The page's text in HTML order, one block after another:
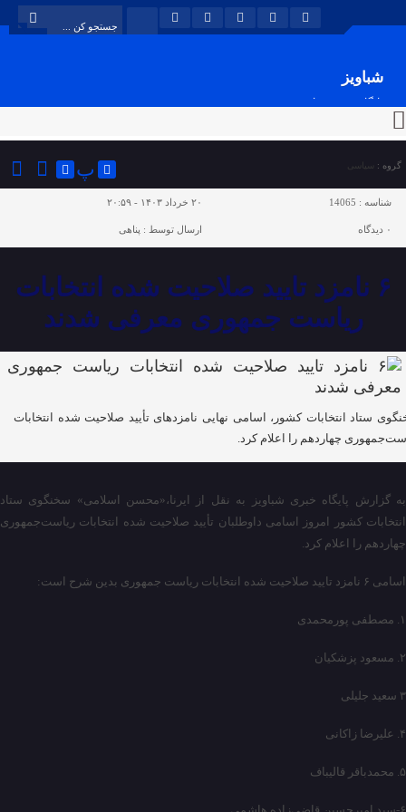
شباویز
پایگاه خبری شباویز
گروه : سیاسی پ
شناسه : 14065 ۲۰ خرداد ۱۴۰۳ - ۲۰:۵۹
۰ دیدگاه ارسال توسط : پناهی
۶ نامزد تایید صلاحیت شده انتخابات
ریاست جمهوری معرفی شدند
ستاد انتخابات کشور، اسامی نهایی نامزدهای تأیید صلاحیت شده انتخابات
چهاردهم را اعلام کرد.
به گزارش پایگاه خبری شباویز به نقل از ایرنا،«محسن اسلامی» سخنگوی ستاد
انتخابات کشور امروز اسامی داوطلبان تأیید صلاحیت شده انتخابات ریاست‌جمهوری
چهاردهم را اعلام کرد.
اسامی ۶ نامزد تایید صلاحیت شده انتخابات ریاست جمهوری بدین شرح است:
۱. مصطفی پورمحمدی
۲. مسعود پزشکیان
۳ سعید جلیلی
۴. علیرضا زاکانی
۵. محمدباقر قالیباف